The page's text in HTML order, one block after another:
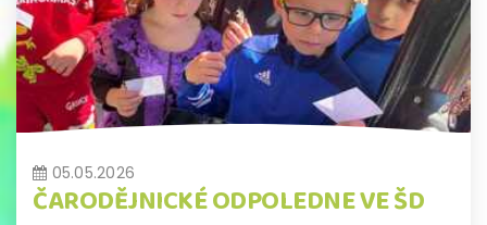
05.05.2026
ČARODĚJNICKÉ ODPOLEDNE VE ŠD